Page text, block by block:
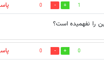
1
0
0
0